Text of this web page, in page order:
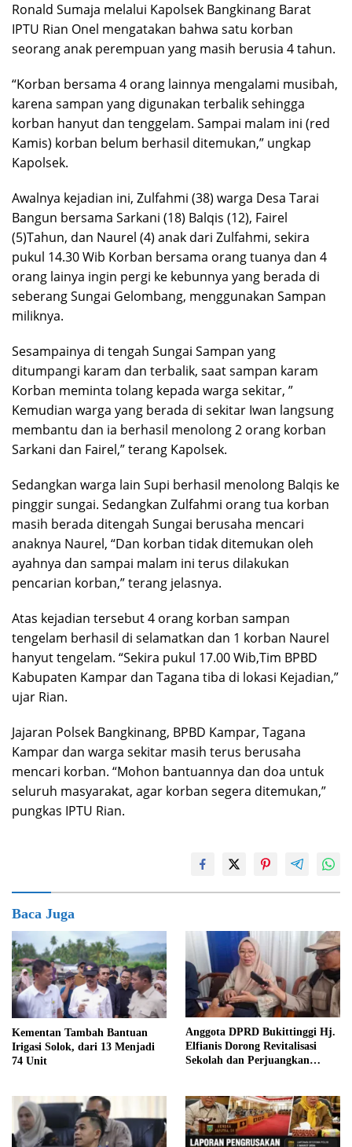
Ronald Sumaja melalui Kapolsek Bangkinang Barat
IPTU Rian Onel mengatakan bahwa satu korban
seorang anak perempuan yang masih berusia 4 tahun.
“Korban bersama 4 orang lainnya mengalami musibah,
karena sampan yang digunakan terbalik sehingga
korban hanyut dan tenggelam. Sampai malam ini (red
Kamis) korban belum berhasil ditemukan,” ungkap
Kapolsek.
Awalnya kejadian ini, Zulfahmi (38) warga Desa Tarai
Bangun bersama Sarkani (18) Balqis (12), Fairel
(5)Tahun, dan Naurel (4) anak dari Zulfahmi, sekira
pukul 14.30 Wib Korban bersama orang tuanya dan 4
orang lainya ingin pergi ke kebunnya yang berada di
seberang Sungai Gelombang, menggunakan Sampan
miliknya.
Sesampainya di tengah Sungai Sampan yang
ditumpangi karam dan terbalik, saat sampan karam
Korban meminta tolang kepada warga sekitar, ”
Kemudian warga yang berada di sekitar Iwan langsung
membantu dan ia berhasil menolong 2 orang korban
Sarkani dan Fairel,” terang Kapolsek.
Sedangkan warga lain Supi berhasil menolong Balqis ke
pinggir sungai. Sedangkan Zulfahmi orang tua korban
masih berada ditengah Sungai berusaha mencari
anaknya Naurel, “Dan korban tidak ditemukan oleh
ayahnya dan sampai malam ini terus dilakukan
pencarian korban,” terang jelasnya.
Atas kejadian tersebut 4 orang korban sampan
tengelam berhasil di selamatkan dan 1 korban Naurel
hanyut tengelam. “Sekira pukul 17.00 Wib,Tim BPBD
Kabupaten Kampar dan Tagana tiba di lokasi Kejadian,”
ujar Rian.
Jajaran Polsek Bangkinang, BPBD Kampar, Tagana
Kampar dan warga sekitar masih terus berusaha
mencari korban. “Mohon bantuannya dan doa untuk
seluruh masyarakat, agar korban segera ditemukan,”
pungkas IPTU Rian.
Baca Juga
Kementan Tambah Bantuan
Irigasi Solok, dari 13 Menjadi
74 Unit
Anggota DPRD Bukittinggi Hj.
Elfianis Dorong Revitalisasi
Sekolah dan Perjuangkan